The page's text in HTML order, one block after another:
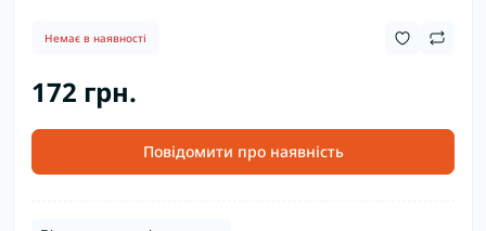
Немає в наявності
172 грн.
Повідомити про наявність